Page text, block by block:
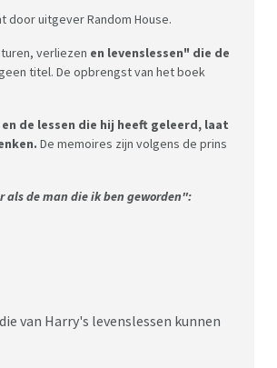
door uitgever Random House.
verliezen en levenslessen" die de
titel. De opbrengst van het boek
de lessen die hij heeft geleerd, laat
De memoires zijn volgens de prins
de man die ik ben geworden":
van Harry's levenslessen kunnen